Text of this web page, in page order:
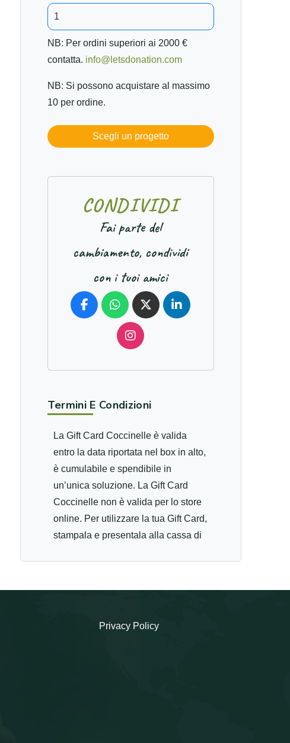
NB: Per ordini superiori ai 2000 €
contatta. info@letsdonation.com
NB: Si possono acquistare al massimo
10 per ordine.
Scegli un progetto
CONDIVIDI
Fai parte del
cambiamento, condividi
con i tuoi amici
Termini E Condizioni
La Gift Card Coccinelle è valida
entro la data riportata nel box in alto,
è cumulabile e spendibile in
un’unica soluzione. La Gift Card
Coccinelle non è valida per lo store
online. Per utilizzare la tua Gift Card,
stampala e presentala alla cassa di
Privacy Policy